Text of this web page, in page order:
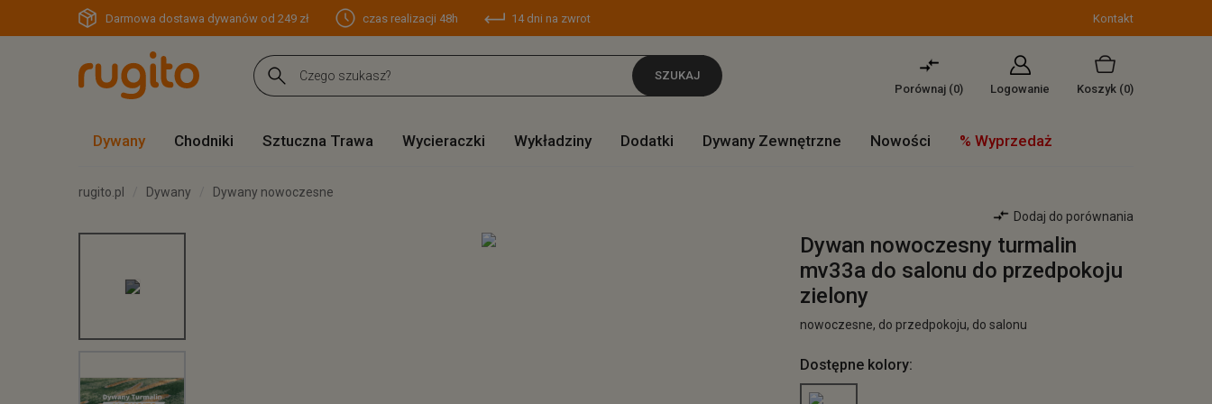
Darmowa dostawa dywanów od 249 zł czas realizacji 48h 14 dni na zwrot Kontakt
SZUKAJ
Porównaj (0) Logowanie Koszyk (0)
Dywany Chodniki Sztuczna Trawa Wycieraczki Wykładziny Dodatki Dywany Zewnętrzne Nowości % Wyprzedaż
rugito.pl Dywany
Dywany nowoczesne
Dodaj do porównania
Dywan nowoczesny turmalin
mv33a do salonu do przedpokoju
zielony
nowoczesne, do przedpokoju, do salonu
Dostępne kolory: